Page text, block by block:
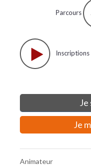
Parcours
Je
Je
Animateur